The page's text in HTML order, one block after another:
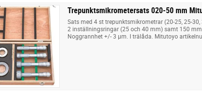
Trepunktsmikrometersats 020-50 mm
Sats med 4 st trepunktsmikrometrar (20-25, 25-
2 inställningsringar (25 och 40 mm) samt 150
Noggrannhet +/- 3 µm. I trälåda. Mitutoyo